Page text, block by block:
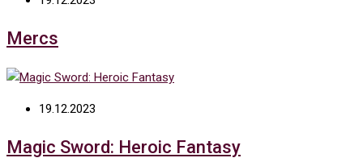
Mercs
19.12.2023
Magic Sword: Heroic Fantasy